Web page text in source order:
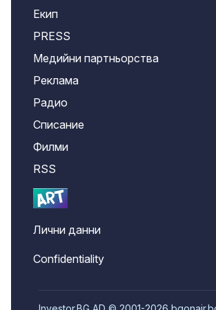
Екип
PRESS
Медийни партньорства
Реклама
Радио
Списание
Филми
RSS
Лични данни
Confidentiality